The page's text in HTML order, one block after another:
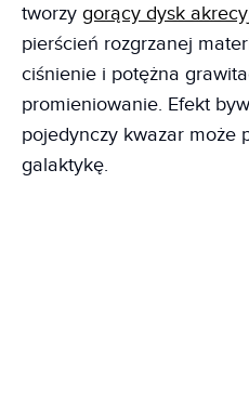
tworzy gorący dysk
pierścień rozgrzanej
ciśnienie i potężna
promieniowanie. Efekt
pojedynczy kwazar może
galaktykę.